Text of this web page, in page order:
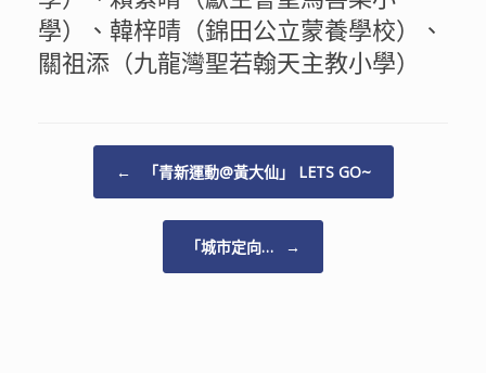
學）、韓梓晴（錦田公立蒙養學校）、
關祖添（九龍灣聖若翰天主教小學）
Post navigation
← 「青新運動@黃大仙」 LETS GO~
「城市定向… →